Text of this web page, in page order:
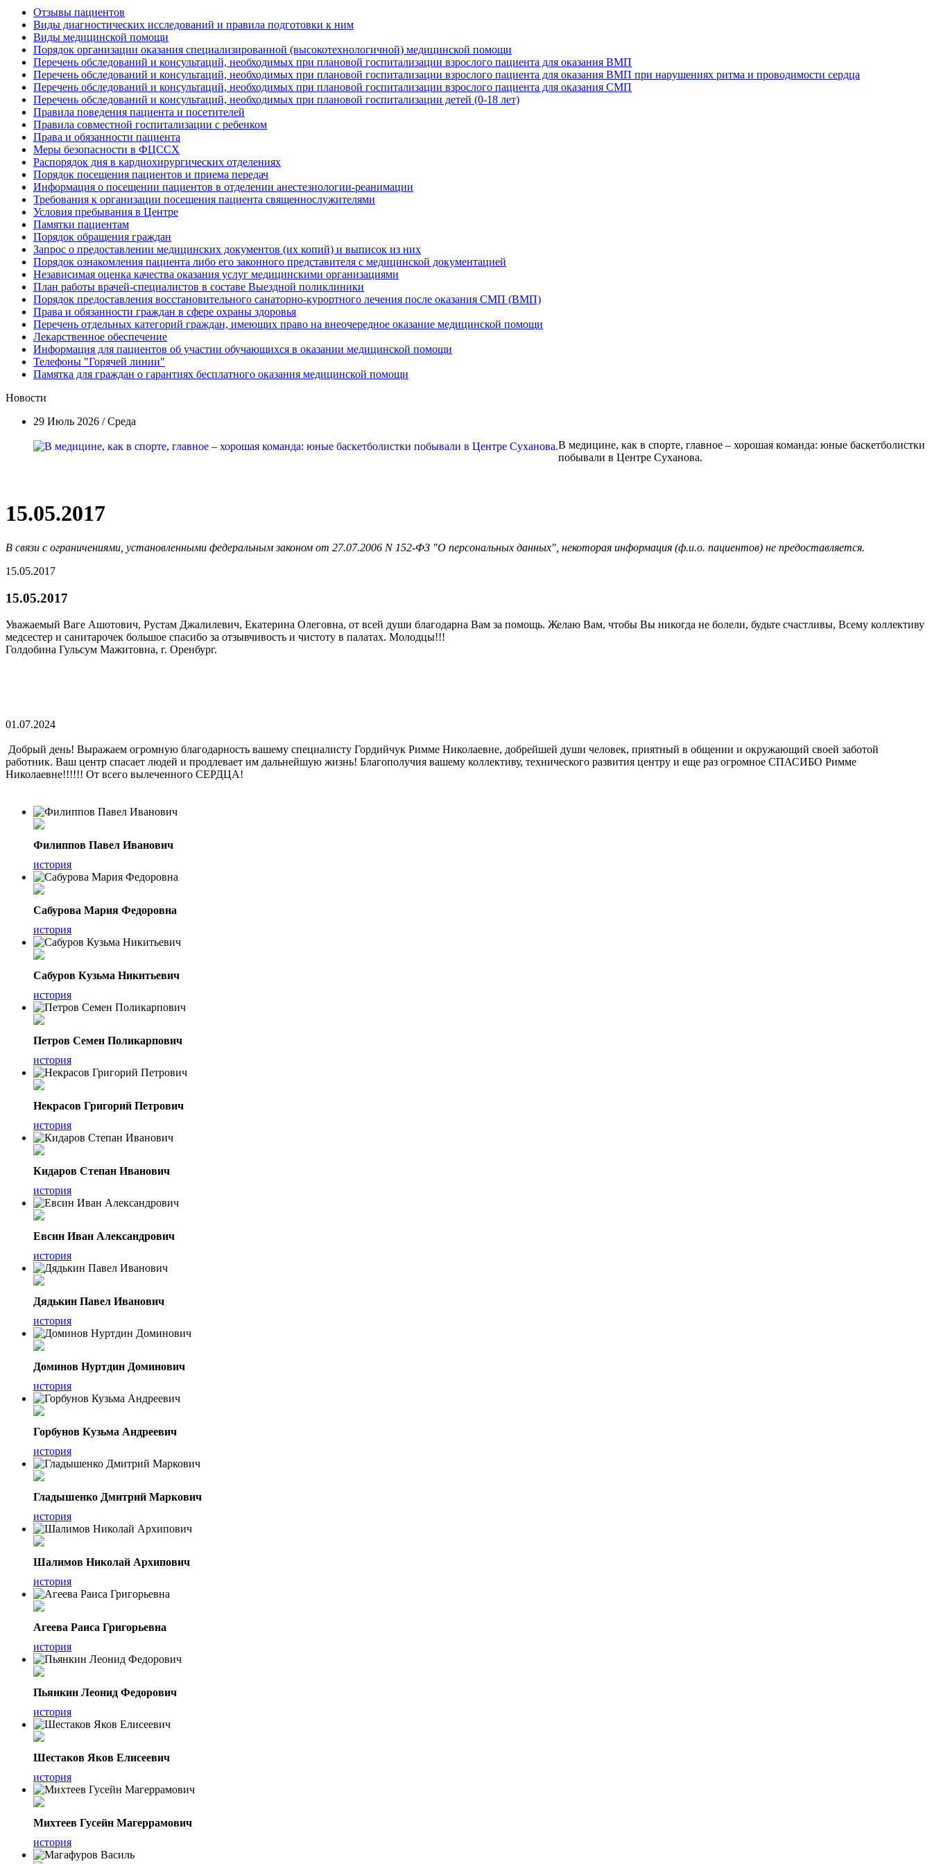
Отзывы пациентов
Виды диагностических исследований и правила подготовки к ним
Виды медицинской помощи
Порядок организации оказания специализированной (высокотехнологичной) медицинской помощи
Перечень обследований и консультаций, необходимых при плановой госпитализации взрослого пациента для оказания ВМП
Перечень обследований и консультаций, необходимых при плановой госпитализации взрослого пациента для оказания ВМП при нарушениях ритма и проводимости сердца
Перечень обследований и консультаций, необходимых при плановой госпитализации взрослого пациента для оказания СМП
Перечень обследований и консультаций, необходимых при плановой госпитализации детей (0-18 лет)
Правила поведения пациента и посетителей
Правила совместной госпитализации с ребенком
Права и обязанности пациента
Меры безопасности в ФЦССХ
Распорядок дня в кардиохирургических отделениях
Порядок посещения пациентов и приема передач
Информация о посещении пациентов в отделении анестезиологии-реанимации
Требования к организации посещения пациента священнослужителями
Условия пребывания в Центре
Памятки пациентам
Порядок обращения граждан
Запрос о предоставлении медицинских документов (их копий) и выписок из них
Порядок ознакомления пациента либо его законного представителя с медицинской документацией
Независимая оценка качества оказания услуг медицинскими организациями
План работы врачей-специалистов в составе Выездной поликлиники
Порядок предоставления восстановительного санаторно-курортного лечения после оказания СМП (ВМП)
Права и обязанности граждан в сфере охраны здоровья
Перечень отдельных категорий граждан, имеющих право на внеочередное оказание медицинской помощи
Лекарственное обеспечение
Информация для пациентов об участии обучающихся в оказании медицинской помощи
Телефоны "Горячей линии"
Памятка для граждан о гарантиях бесплатного оказания медицинской помощи
Новости
29 Июль 2026 / Среда
В медицине, как в спорте, главное – хорошая команда: юные баскетболистки
побывали в Центре Суханова.
15.05.2017
В связи с ограничениями, установленными федеральным законом от 27.07.2006 N 152-ФЗ "О персональных данных", некоторая информация (ф.и.о. пациентов) не предоставляется.
15.05.2017
15.05.2017
Уважаемый Ваге Ашотович, Рустам Джалилевич, Екатерина Олеговна, от всей души благодарна Вам за помощь. Желаю Вам, чтобы Вы никогда не болели, будьте счастливы, Всему коллективу
медсестер и санитарочек большое спасибо за отзывчивость и чистоту в палатах. Молодцы!!!
Голдобина Гульсум Мажитовна, г. Оренбург.
01.07.2024
Добрый день! Выражаем огромную благодарность вашему специалисту Гордийчук Римме Николаевне, добрейшей души человек, приятный в общении и окружающий своей заботой
работник. Ваш центр спасает людей и продлевает им дальнейшую жизнь! Благополучия вашему коллективу, технического развития центру и еще раз огромное СПАСИБО Римме
Николаевне!!!!!! От всего вылеченного СЕРДЦА!
Филиппов Павел Иванович
история
Сабурова Мария Федоровна
история
Сабуров Кузьма Никитьевич
история
Петров Семен Поликарпович
история
Некрасов Григорий Петрович
история
Кидаров Степан Иванович
история
Евсин Иван Александрович
история
Дядькин Павел Иванович
история
Доминов Нуртдин Доминович
история
Горбунов Кузьма Андреевич
история
Гладышенко Дмитрий Маркович
история
Шалимов Николай Архипович
история
Агеева Раиса Григорьевна
история
Пьянкин Леонид Федорович
история
Шестаков Яков Елисеевич
история
Михтеев Гусейн Магеррамович
история